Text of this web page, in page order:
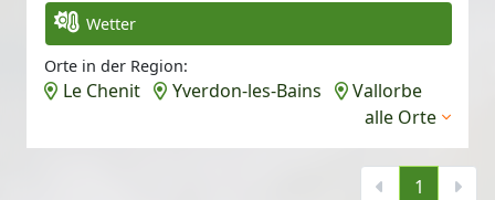
Wetter
Orte in der Region:
Le Chenit Yverdon-les-Bains
Vallorbe
alle Orte
1